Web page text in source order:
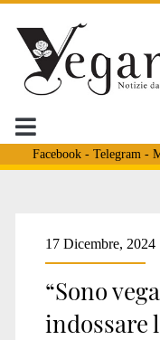
Facebook- Telegram -
Tag:
17 Dicembre, 2024
“Sono
indossare